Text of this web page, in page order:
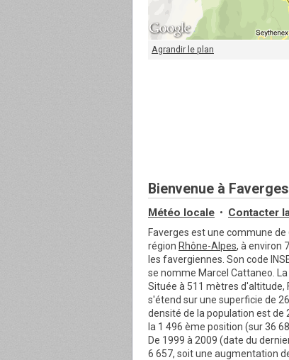
Agrandir le plan
Bienvenue à Faverges
Météo locale • Contacter
Faverges est une commune
région Rhône-Alpes, à environ
les favergiennes. Son code
se nomme Marcel Cattaneo.
Située à 511 mètres d'altitude,
s'étend sur une superficie de
densité de la population est de
la 1 496 ème position (sur 36
De 1999 à 2009 (date du
6 657, soit une augmentation